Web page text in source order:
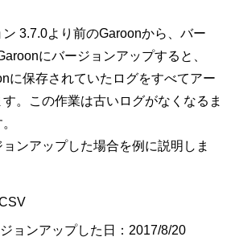
3.7.0より前のGaroonから、バー
にバージョンアップすると、
に保存されていたログをすべてアー
。この作業は古いログがなくなるま
ンアップした場合を例に説明しま
ョンアップした日：2017/8/20